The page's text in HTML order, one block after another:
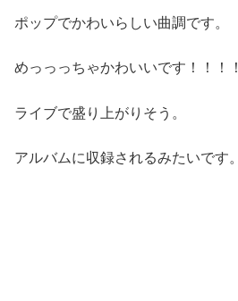
ポップでかわいらしい曲調です。
めっっっちゃかわいいです！！！！
ライブで盛り上がりそう。
アルバムに収録されるみたいです。